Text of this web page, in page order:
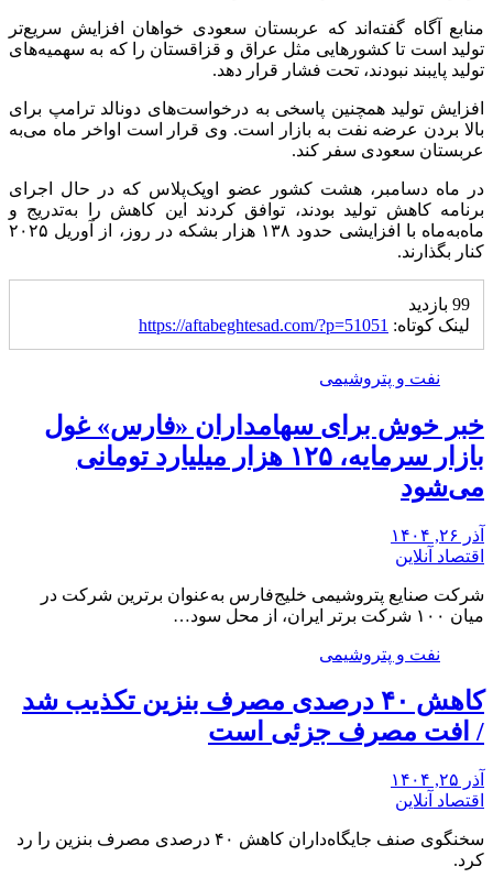
منابع آگاه گفته‌اند که عربستان سعودی خواهان افزایش سریع‌تر
تولید است تا کشور‌هایی مثل عراق و قزاقستان را که به سهمیه‌های
تولید پایبند نبودند، تحت فشار قرار دهد.
افزایش تولید همچنین پاسخی به درخواست‌های دونالد ترامپ برای
بالا بردن عرضه نفت به بازار است. وی قرار است اواخر ماه می‌به
عربستان سعودی سفر کند.
در ماه دسامبر، هشت کشور عضو اوپک‌پلاس که در حال اجرای
برنامه کاهش تولید بودند، توافق کردند این کاهش را به‌تدریج و
ماه‌به‌ماه با افزایشی حدود ۱۳۸ هزار بشکه در روز، از آوریل ۲۰۲۵
کنار بگذارند.
99 بازدید
لینک کوتاه: https://aftabeghtesad.com/?p=51051
نفت و پتروشیمی
خبر خوش برای سهامداران «فارس» غول
بازار سرمایه، ۱۲۵ هزار میلیارد تومانی
می‌شود
آذر ۲۶, ۱۴۰۴
اقتصاد آنلاین
شرکت صنایع پتروشیمی خلیج‌فارس به‌عنوان برترین شرکت در
میان ۱۰۰ شرکت برتر ایران، از محل سود…
نفت و پتروشیمی
کاهش ۴۰ درصدی مصرف بنزین تکذیب شد
/ افت مصرف جزئی است
آذر ۲۵, ۱۴۰۴
اقتصاد آنلاین
سخنگوی صنف جایگاه‌داران کاهش ۴۰ درصدی مصرف بنزین را رد
کرد.